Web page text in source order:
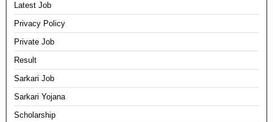
Latest Job
Privacy Policy
Private Job
Result
Sarkari Job
Sarkari Yojana
Scholarship